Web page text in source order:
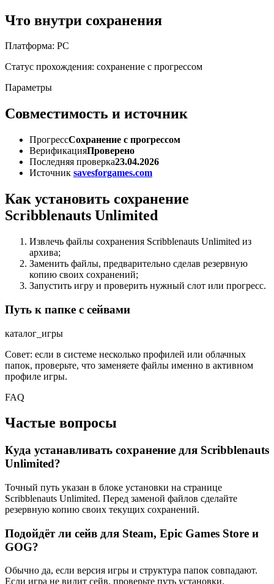
Что внутри сохранения
Платформа: PC
Статус прохождения: сохранение с прогрессом
Параметры
Совместимость и источник
ПрогрессСохранение с прогрессом
ВерификацияПроверено
Последняя проверка23.04.2026
Источник savesforgames.com
Как установить сохранение
Scribblenauts Unlimited
Извлечь файлы сохранения Scribblenauts Unlimited из
архива;
Заменить файлы, предварительно сделав резервную
копию своих сохранений;
Запустить игру и проверить нужный слот или прогресс.
Путь к папке с сейвами
каталог_игры
Совет: если в системе несколько профилей или облачных
папок, проверьте, что заменяете файлы именно в активном
профиле игры.
FAQ
Частые вопросы
Куда устанавливать сохранение для Scribblenauts
Unlimited?
Точный путь указан в блоке установки на странице
Scribblenauts Unlimited. Перед заменой файлов сделайте
резервную копию своих текущих сохранений.
Подойдёт ли сейв для Steam, Epic Games Store и
GOG?
Обычно да, если версия игры и структура папок совпадают.
Если игра не видит сейв, проверьте путь установки,